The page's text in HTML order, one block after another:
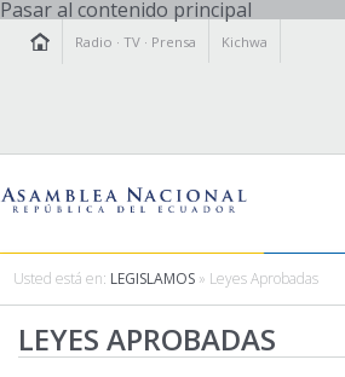
Pasar al contenido principal
Radio ·TV · Prensa Kichwa
LA ASAMBLEA
LEGISLAMOS
Usted está en: LEGISLAMOS » Leyes Aprobadas
LEYES APROBADAS